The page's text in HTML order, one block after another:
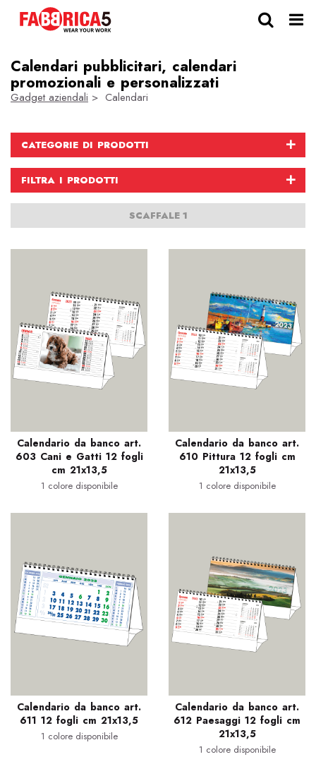
Calendari pubblicitari, calendari
promozionali e personalizzati
Gadget aziendali > Calendari
CATEGORIE DI PRODOTTI
FILTRA I PRODOTTI
SCAFFALE 1
Calendario da banco art.
603 Cani e Gatti 12 fogli
cm 21x13,5
1 colore disponibile
Calendario da banco art.
610 Pittura 12 fogli cm
21x13,5
1 colore disponibile
Calendario da banco art.
611 12 fogli cm 21x13,5
1 colore disponibile
Calendario da banco art.
612 Paesaggi 12 fogli cm
21x13,5
1 colore disponibile